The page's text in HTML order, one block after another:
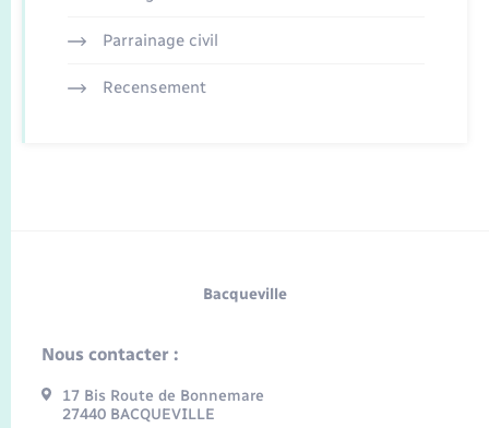
Parrainage civil
Recensement
Bacqueville
Nous contacter :
17 Bis Route de Bonnemare
27440 BACQUEVILLE